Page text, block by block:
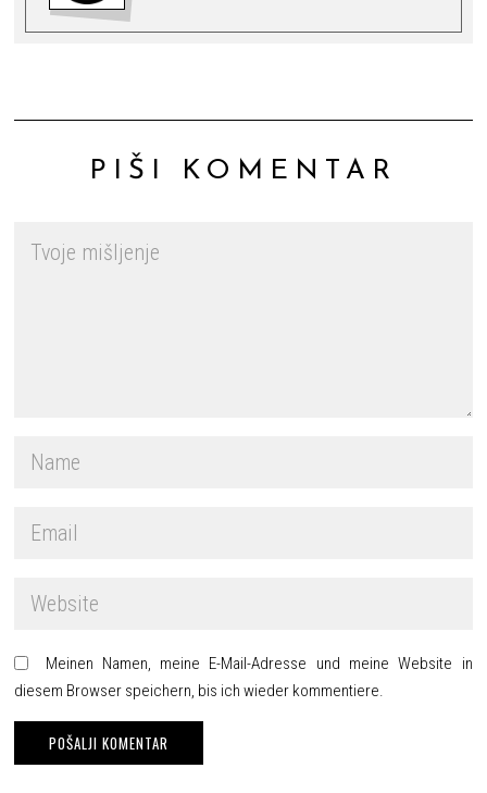
PIŠI KOMENTAR
Meinen Namen, meine E-Mail-Adresse und meine Website in
diesem Browser speichern, bis ich wieder kommentiere.